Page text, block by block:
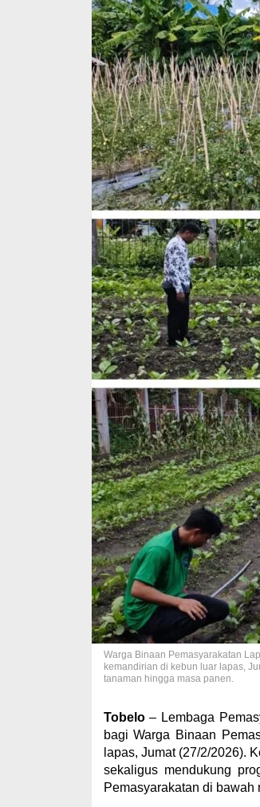
Warga Binaan Pemasyarakatan
kemandirian di kebun luar lapas,
tanaman hingga masa panen.
Tobelo– Lembaga
bagi Warga Binaan
lapas, Jumat (27/2/2026).
sekaligus mendukung
Pemasyarakatan di